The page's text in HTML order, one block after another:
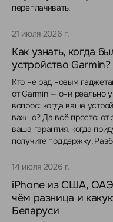
переплачивать.
21 июля 2026 г.
Как узнать, когда
устройство Garmin?
Кто не рад новым
от Garmin — они реально
вопрос: когда ваше
важно? Да всё просто: от
ваша гарантия, когда
получите поддержку.
14 июля 2026 г.
iPhone из США,
чём разница и
Беларуси